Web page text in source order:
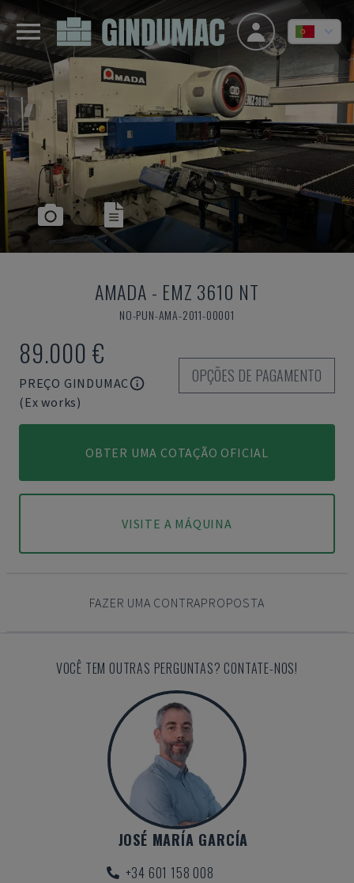
AMADA - EMZ 3610 NT
NO-PUN-AMA-2011-00001
89.000 €
PREÇO GINDUMAC
(Ex works)
OPÇÕES DE PAGAMENTO
OBTER UMA COTAÇÃO OFICIAL
VISITE A MÁQUINA
FAZER UMA CONTRAPROPOSTA
VOCÊ TEM OUTRAS PERGUNTAS? CONTATE-NOS!
JOSÉ MARÍA GARCÍA
+34 601 158 008